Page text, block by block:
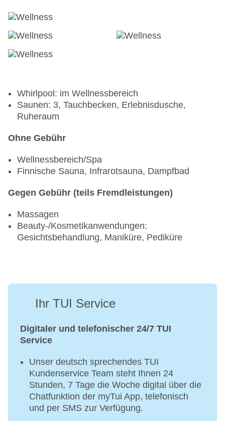
Whirlpool: im Wellnessbereich
Saunen: 3, Tauchbecken, Erlebnisdusche,
Ruheraum
Ohne Gebühr
Wellnessbereich/Spa
Finnische Sauna, Infrarotsauna, Dampfbad
Gegen Gebühr (teils Fremdleistungen)
Massagen
Beauty-/Kosmetikanwendungen:
Gesichtsbehandlung, Maniküre, Pediküre
Ihr TUI Service
Digitaler und telefonischer 24/7 TUI
Service
Unser deutsch sprechendes TUI
Kundenservice Team steht Ihnen 24
Stunden, 7 Tage die Woche digital über die
Chatfunktion der myTui App, telefonisch
und per SMS zur Verfügung.